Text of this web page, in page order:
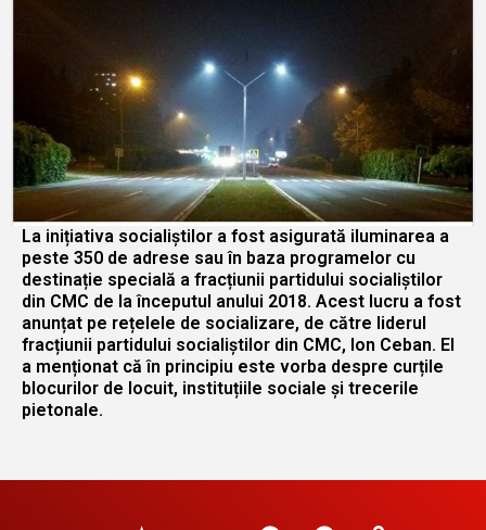
La inițiativa socialiștilor a fost asigurată iluminarea a
peste 350 de adrese sau în baza programelor cu
destinație specială a fracțiunii partidului socialiștilor
din CMC de la începutul anului 2018. Acest lucru a fost
anunțat pe rețelele de socializare, de către liderul
fracțiunii partidului socialiștilor din CMC, Ion Ceban. El
a menționat că în principiu este vorba despre curțile
blocurilor de locuit, instituțiile sociale și trecerile
pietonale.